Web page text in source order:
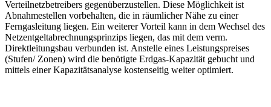
Verteilnetzbetreibers gegenüberzustellen. Diese Möglichkeit ist
Abnahmestellen vorbehalten, die in räumlicher Nähe zu einer
Ferngasleitung liegen. Ein weiterer Vorteil kann in dem Wechsel des
Netzentgeltabrechnungsprinzips liegen, das mit dem verm.
Direktleitungsbau verbunden ist. Anstelle eines Leistungspreises
(Stufen/ Zonen) wird die benötigte Erdgas-Kapazität gebucht und
mittels einer Kapazitätsanalyse kostenseitig weiter optimiert.